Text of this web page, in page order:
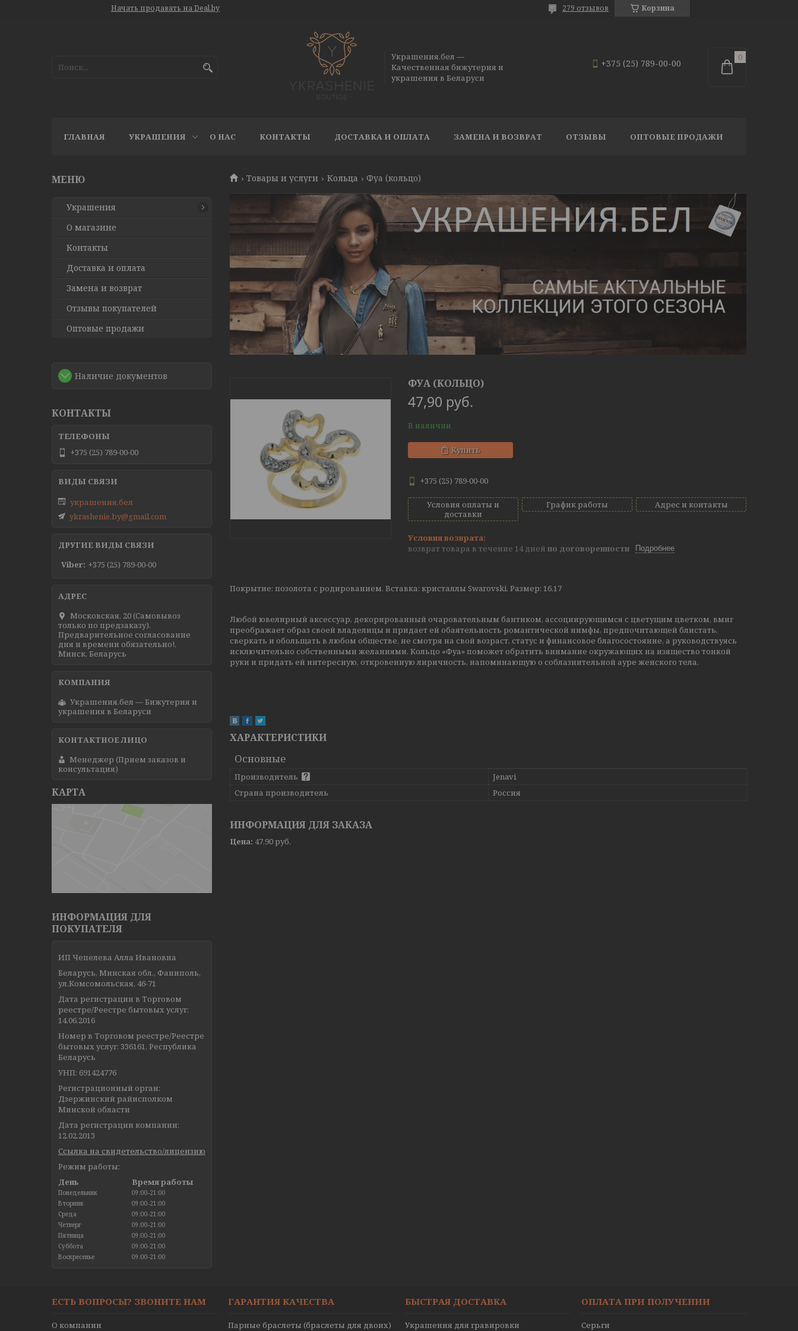
Начать продавать на Deal.by Корзина
279 отзывов
Украшения.бел —
Качественная бижутерия и
украшения в Беларуси
+375 (25) 789-00-00
ГЛАВНАЯ УКРАШЕНИЯ О НАС КОНТАКТЫ ДОСТАВКА И ОПЛАТА ЗАМЕНА И ВОЗВРАТ ОТЗЫВЫ ОПТОВЫЕ ПРОДАЖИ
Товары и услуги Кольца Фуа (кольцо)
ФУА (КОЛЬЦО)
47,90 руб.
В наличии
Купить
+375 (25) 789-00-00
Условия оплаты и
доставки
График работы Адрес и контакты
возврат товара в течение 14 дней по договоренности Подробнее
Покрытие: позолота с родированием. Вставка: кристаллы Swarovski. Размер: 16,17
Любой ювелирный аксессуар, декорированный очаровательным бантиком, ассоциирующимся с цветущим цветком, вмиг
преображает образ своей владелицы и придает ей обаятельность романтической нимфы, предпочитающей блистать,
сверкать и обольщать в любом обществе, не смотря на свой возраст, статус и финансовое благосостояние, а руководствуясь
исключительно собственными желаниями. Кольцо «Фуа» поможет обратить внимание окружающих на изящество тонкой
руки и придать ей интересную, откровенную лиричность, напоминающую о соблазнительной ауре женского тела.
ХАРАКТЕРИСТИКИ
Основные
Производитель
Jenavi
Страна производитель
Россия
ИНФОРМАЦИЯ ДЛЯ ЗАКАЗА
Цена: 47,90 руб.
Украшения
О магазине
Контакты
Доставка и оплата
Замена и возврат
Отзывы покупателей
Оптовые продажи
Наличие документов
КОНТАКТЫ
+375 (25) 789-00-00
украшения.бел
ykrashenie.by@gmail.com
ДРУГИЕ ВИДЫ СВЯЗИ
Viber +375 (25) 789-00-00
Московская, 20 (Самовывоз
только по предзаказу).
Предварительное согласование
дня и времени обязательно!,
Минск, Беларусь
Украшения.бел — Бижутерия и
украшения в Беларуси
Менеджер (Прием заказов и
консультация)
КАРТА
ИНФОРМАЦИЯ ДЛЯ
ПОКУПАТЕЛЯ
ИП Чепелева Алла Ивановна
Беларусь, Минская обл., Фаниполь,
ул.Комсомольская, 46-71
Дата регистрации в Торговом
реестре/Реестре бытовых услуг:
14.06.2016
Номер в Торговом реестре/Реестре
бытовых услуг: 336161, Республика
Беларусь
УНП: 691424776
Регистрационный орган:
Дзержинский райисполком
Минской области
Дата регистрации компании:
12.02.2013
Ссылка на свидетельство/лицензию
Режим работы:
День
Время работы
Понедельник
09:00-21:00
Вторник
09:00-21:00
Среда
09:00-21:00
Четверг
09:00-21:00
Пятница
09:00-21:00
Суббота
09:00-21:00
Воскресенье
09:00-21:00
ЕСТЬ ВОПРОСЫ? ЗВОНИТЕ НАМ
О компании
ГАРАНТИЯ КАЧЕСТВА
Парные браслеты (браслеты для двоих)
БЫСТРАЯ ДОСТАВКА
Украшения для гравировки
ОПЛАТА ПРИ ПОЛУЧЕНИИ
Серьги